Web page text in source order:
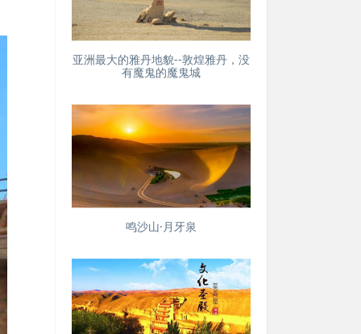
亚洲最大的雅丹地貌--敦煌雅丹，没
有魔鬼的魔鬼城
鸣沙山·月牙泉